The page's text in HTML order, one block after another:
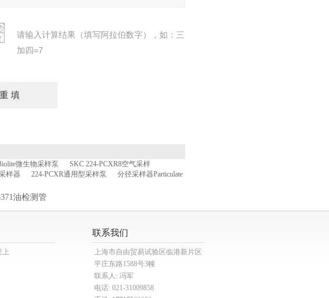
请输入计算结果（填写阿拉伯数字），如：三
加四=7
微生物采样泵
SKC 224-PCXR8空气采样
样器 224-PCXR通用型采样泵
分径采样器Particulate
油检测管
上
联系我们
上海市自由贸易试验区临港新片区
平庄东路1588号3幢
联系人: 冯军
电话: 021-31009858